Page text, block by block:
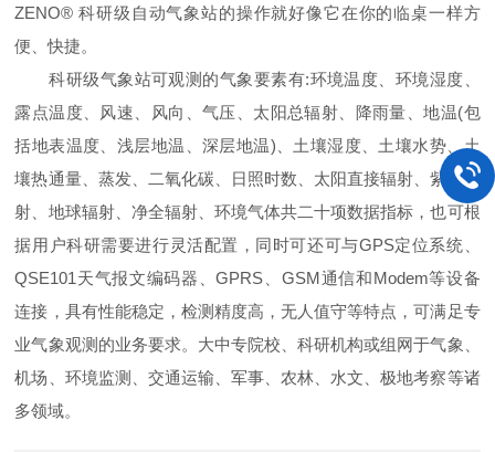
ZENO® 科研级自动气象站的操作就好像它在你的临桌一样方
便、快捷。
科研级气象站可观测的气象要素有:环境温度、环境湿度、
露点温度、风速、风向、气压、太阳总辐射、降雨量、地温(包
括地表温度、浅层地温、深层地温)、土壤湿度、土壤水势、土
壤热通量、蒸发、二氧化碳、日照时数、太阳直接辐射、紫外辐
射、地球辐射、净全辐射、环境气体共二十项数据指标，也可根
据用户科研需要进行灵活配置，同时可还可与GPS定位系统、
QSE101天气报文编码器、GPRS、GSM通信和Modem等设备
连接，具有性能稳定，检测精度高，无人值守等特点，可满足专
业气象观测的业务要求。大中专院校、科研机构或组网于气象、
机场、环境监测、交通运输、军事、农林、水文、极地考察等诸
多领域。